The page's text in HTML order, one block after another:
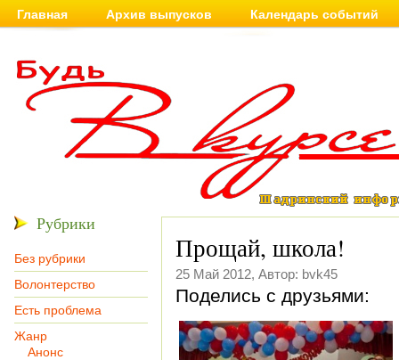
Главная Архив выпусков Календарь событий
Рубрики
Без рубрики
Волонтерство
Есть проблема
Жанр
Анонс
Прощай, школа!
25 Май 2012, Автор: bvk45
Поделись с друзьями: